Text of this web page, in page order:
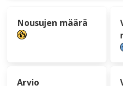
Nousujen määrä
Arvio